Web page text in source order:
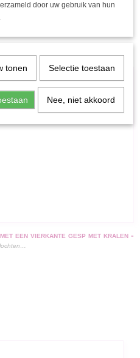
een vierkante gesp met kralen -
door uw gebruik van hun
tonen Selectie toestaan
Nee, niet akkoord